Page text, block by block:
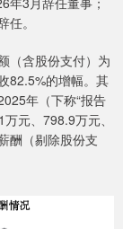
。
（含股份支付）为
82.5%的增幅。其
年（下称“报告
元、798.9万元、
酬（剔除股份支